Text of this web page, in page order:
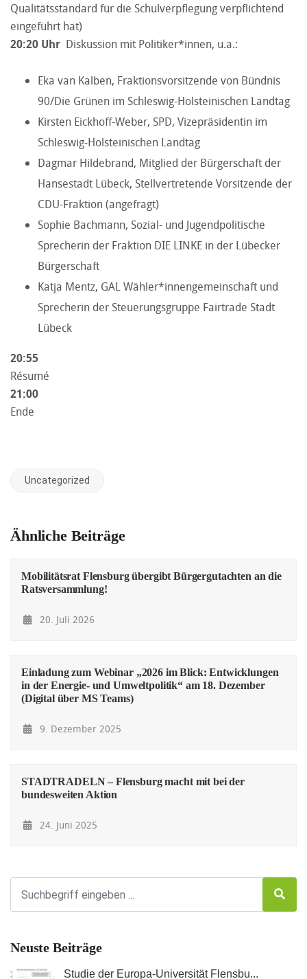
Qualitätsstandard für die Schulverpflegung verpflichtend
eingeführt hat)
20:20 Uhr Diskussion mit Politiker*innen, u.a.:
Eka van Kalben, Fraktionsvorsitzende von Bündnis
90/Die Grünen im Schleswig-Holsteinischen Landtag
Kirsten Eickhoff-Weber, SPD, Vizepräsidentin im
Schleswig-Holsteinischen Landtag
Dagmar Hildebrand, Mitglied der Bürgerschaft der
Hansestadt Lübeck, Stellvertretende Vorsitzende der
CDU-Fraktion (angefragt)
Sophie Bachmann, Sozial- und Jugendpolitische
Sprecherin der Fraktion DIE LINKE in der Lübecker
Bürgerschaft
Katja Mentz, GAL Wähler*innengemeinschaft und
Sprecherin der Steuerungsgruppe Fairtrade Stadt
Lübeck
20:55
Résumé
21:00
Ende
Uncategorized
Ähnliche Beiträge
Mobilitätsrat Flensburg übergibt Bürgergutachten an die
Ratsversammlung!
20. Juli 2026
Einladung zum Webinar „2026 im Blick: Entwicklungen
in der Energie- und Umweltpolitik“ am 18. Dezember
(Digital über MS Teams)
9. Dezember 2025
STADTRADELN – Flensburg macht mit bei der
bundesweiten Aktion
24. Juni 2025
Neuste Beiträge
Studie der Europa-Universität Flensbu...